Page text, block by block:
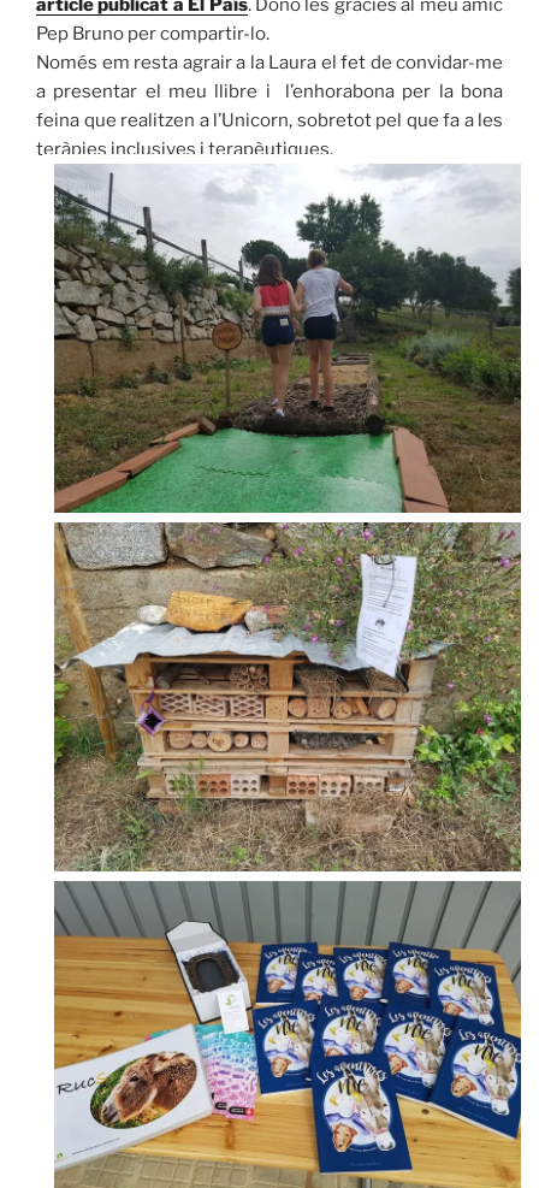
Pep Bruno per compartir-lo.
Només em resta agrair a la Laura el fet de convidar-me
a presentar el meu llibre i l’enhorabona per la bona
feina que realitzen a l’Unicorn, sobretot pel que fa a les
teràpies inclusives i terapèutiques.